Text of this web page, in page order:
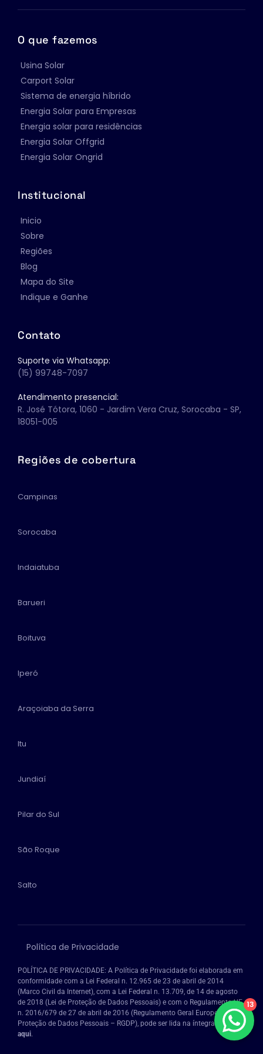
O que fazemos
Usina Solar
Carport Solar
Sistema de energia híbrido
Energia Solar para Empresas
Energia solar para residências
Energia Solar Offgrid
Energia Solar Ongrid
Institucional
Inicio
Sobre
Regiões
Blog
Mapa do Site
Indique e Ganhe
Contato
Suporte via Whatsapp:
(15) 99748-7097
Atendimento presencial:
R. José Tótora, 1060 - Jardim Vera Cruz, Sorocaba - SP,
18051-005
Regiões de cobertura
Campinas
Sorocaba
Indaiatuba
Barueri
Boituva
Iperó
Araçoiaba da Serra
Itu
Jundiaí
Pilar do Sul
São Roque
Salto
Política de Privacidade
POLÍTICA DE PRIVACIDADE: A Política de Privacidade foi elaborada em
conformidade com a Lei Federal n. 12.965 de 23 de abril de 2014
(Marco Civil da Internet), com a Lei Federal n. 13.709, de 14 de agosto
de 2018 (Lei de Proteção de Dados Pessoais) e com o Regulamento UE
n. 2016/679 de 27 de abril de 2016 (Regulamento Geral Europeu de
Proteção de Dados Pessoais – RGDP), pode ser lida na íntegra
clicando
aqui.
13